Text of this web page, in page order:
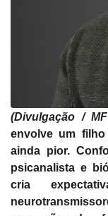
(Divulgação /
envolve um
ainda pior.
psicanalista e
cria